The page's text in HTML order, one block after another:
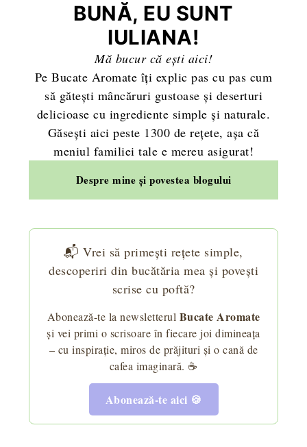
BUNĂ, EU SUNT
IULIANA!
Mă bucur că ești aici!
Pe Bucate Aromate îți explic pas cu pas cum
să gătești mâncăruri gustoase și deserturi
delicioase cu ingrediente simple și naturale.
Găsești aici peste 1300 de rețete, așa că
meniul familiei tale e mereu asigurat!
Despre mine și povestea blogului
📬 Vrei să primești rețete simple,
descoperiri din bucătăria mea și povești
scrise cu poftă?
Abonează-te la newsletterul Bucate Aromate
și vei primi o scrisoare în fiecare joi dimineața
– cu inspirație, miros de prăjituri și o cană de
cafea imaginară. ☕
Abonează-te aici 🍪